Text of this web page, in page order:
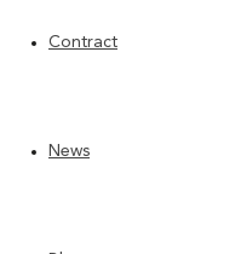
Contract
News